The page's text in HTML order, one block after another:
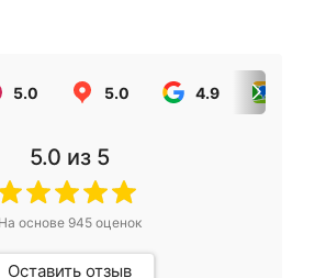
5.0 5.0 4.9
5.0 из 5
На основе 945оценок
Оставить отзыв